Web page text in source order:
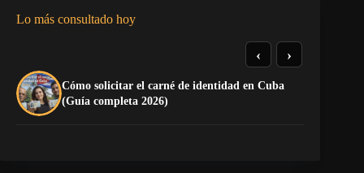
Lo más consultado hoy
Cómo solicitar el carné de identidad en Cuba
(Guía completa 2026)
‹ ›